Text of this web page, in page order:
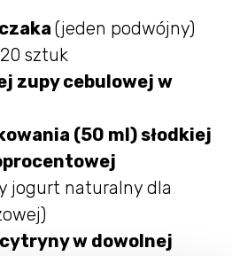
(jeden podwójny)
sztuk
zupy cebulowej w
(50 ml) słodkiej
jogurt naturalny dla
w dowolnej